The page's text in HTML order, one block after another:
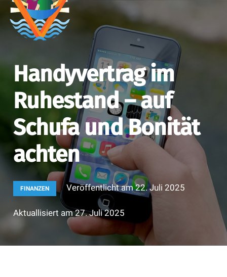
Handyvertrag im
Ruhestand – auf
Schufa und Bonität
achten
FINANZEN Veröffentlicht am22. Juli 2025
Aktuallisiert am27. Juli 2025